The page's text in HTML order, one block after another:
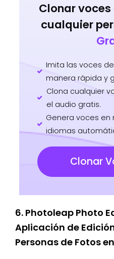
Clonar
cualquier
Imita las voces
manera rápida y
Clona cualquier
el audio gratis.
Genera voces en
idiomas
Clonar
6. Photoleap Photo
Aplicación de
Personas de Fotos